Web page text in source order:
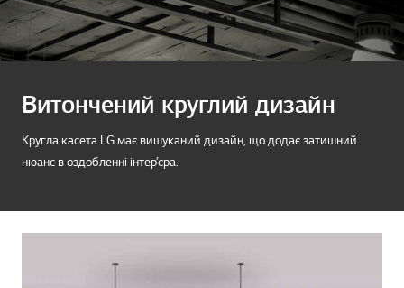
Витончений круглий дизайн
Кругла касета LG має вишуканий дизайн, що додає затишний
нюанс в оздобленні інтер’єра.